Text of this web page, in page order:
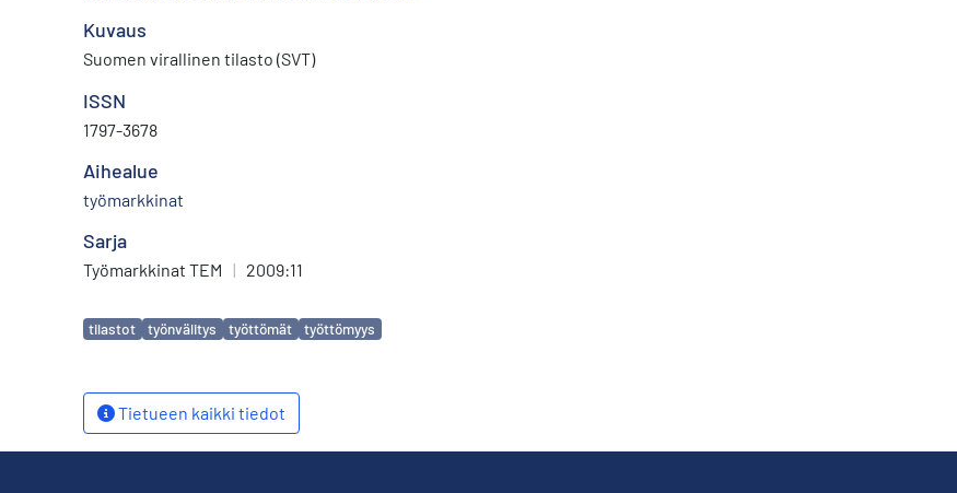
Kuvaus
Suomen virallinen tilasto (SVT)
ISSN
1797-3678
Aihealue
työmarkkinat
Sarja
Työmarkkinat TEM | 2009:11
Avainsanat
tilastot työnvälitys työttömät työttömyys
Tietueen kaikki tiedot